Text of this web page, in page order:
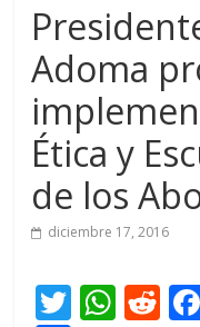
Adoma
Ética y
de los
diciembre 17, 2016
T W R